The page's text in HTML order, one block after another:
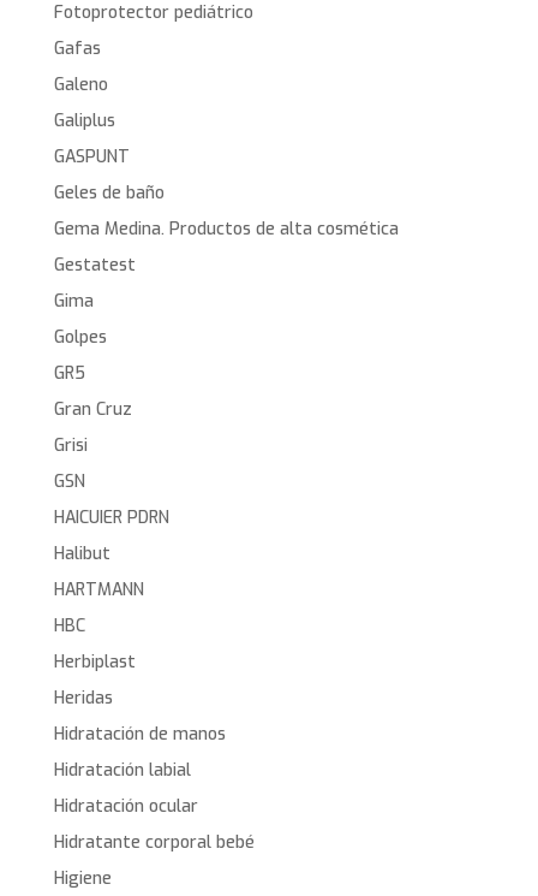
Fotoprotector pediátrico
Gafas
Galeno
Galiplus
GASPUNT
Geles de baño
Gema Medina. Productos de alta cosmética
Gestatest
Gima
Golpes
GR5
Gran Cruz
Grisi
GSN
HAICUIER PDRN
Halibut
HARTMANN
HBC
Herbiplast
Heridas
Hidratación de manos
Hidratación labial
Hidratación ocular
Hidratante corporal bebé
Higiene